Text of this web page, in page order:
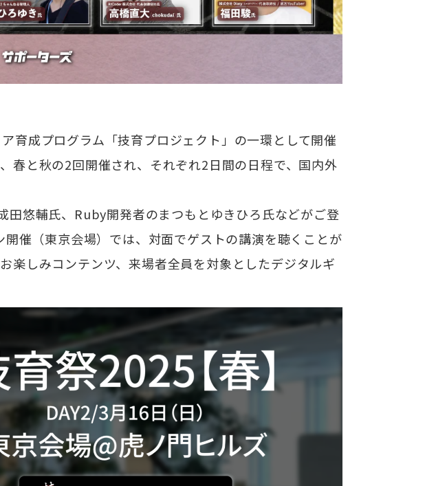
育成プログラム「技育プロジェクト」の一環として開催
春と秋の2回開催され、それぞれ2日間の日程で、国内外
悠輔氏、Ruby開発者のまつもとゆきひろ氏などがご登
催（東京会場）では、対面でゲストの講演を聴くことが
楽しみコンテンツ、来場者全員を対象としたデジタルギ